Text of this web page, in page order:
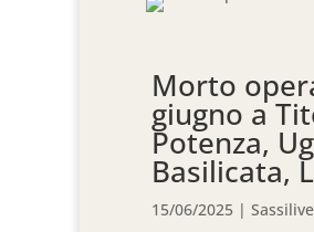
Morto
giugno a
Potenza,
Basilicata,
15/06/2025 | Sassilive